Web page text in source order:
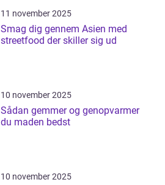
11 november 2025
Smag dig gennem Asien med
streetfood der skiller sig ud
10 november 2025
Sådan gemmer og genopvarmer
du maden bedst
10 november 2025